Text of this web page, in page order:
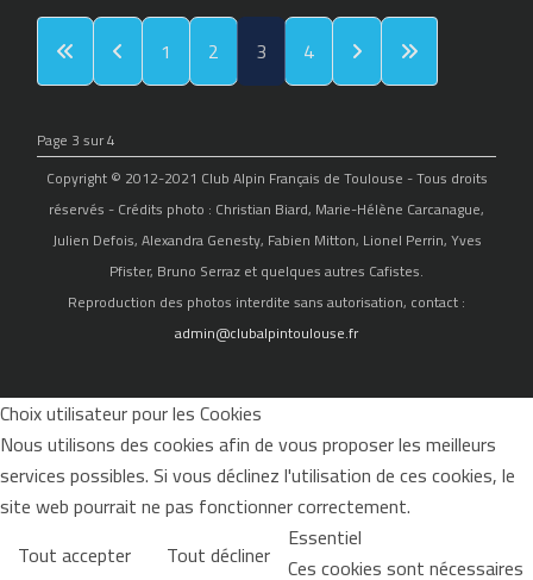
1 2 3 4
Page 3 sur 4
Copyright © 2012-2021 Club Alpin Français de Toulouse - Tous droits
réservés - Crédits photo : Christian Biard, Marie-Hélène Carcanague,
Julien Defois, Alexandra Genesty, Fabien Mitton, Lionel Perrin, Yves
Pfister, Bruno Serraz et quelques autres Cafistes.
Reproduction des photos interdite sans autorisation, contact :
admin@clubalpintoulouse.fr
Choix utilisateur pour les Cookies
Nous utilisons des cookies afin de vous proposer les meilleurs
services possibles. Si vous déclinez l'utilisation de ces cookies, le
site web pourrait ne pas fonctionner correctement.
Tout accepter
Tout décliner Essentiel
Ces cookies sont nécessaires